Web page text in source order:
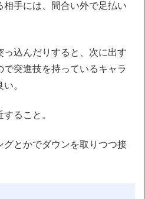
手には、間合い外で足払い
っ込んだりすると、次に出す
突進技を持っているキャラ
。
ること。
とかでダウンを取りつつ接